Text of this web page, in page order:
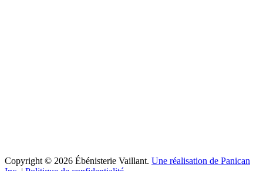
Copyright © 2026 Ébénisterie Vaillant. Une réalisation de Panican